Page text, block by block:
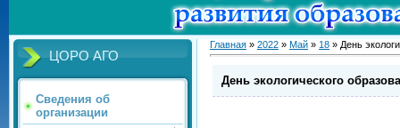
ЦОРО АГО
Сведения об
организации
Главная » 2022 » Май » 18 » День
День экологического